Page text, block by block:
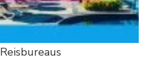
Reisbureaus